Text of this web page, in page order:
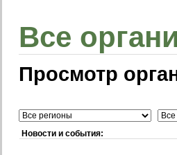
Все
Просмотр
Новости и события: